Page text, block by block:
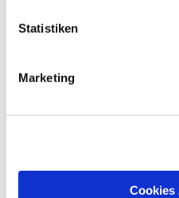
Statistiken
Marketing
Cookies